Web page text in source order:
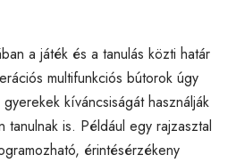
a játék és a tanulás közti határ
multifunkciós bútorok úgy
kíváncsiságát használják
tanulnak is. Például egy rajzasztal
érintésérzékeny